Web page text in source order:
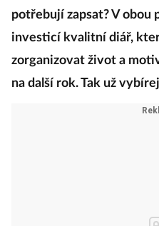
potřebují zapsat? V obou
investicí kvalitní diář,
zorganizovat život a
na další rok. Tak už